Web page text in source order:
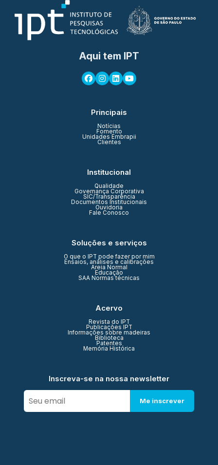
Aqui tem IPT
Principais
Notícias
Fomento
Unidades Embrapii
Clientes
Institucional
Qualidade
Governança Corporativa
SIC/Transparência
Documentos Institucionais
Ouvidoria
Fale Conosco
Soluções e serviços
O que o IPT pode fazer por mim
Ensaios, análises e calibrações
Areia Normal
Educação
SAA Normas técnicas
Acervo
Revista do IPT
Publicações IPT
Informações sobre madeiras
Biblioteca
Patentes
Memória Histórica
Inscreva-se na nossa newsletter
Me inscrever